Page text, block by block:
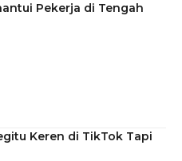
Pekerja di Tengah
Keren di TikTok Tapi